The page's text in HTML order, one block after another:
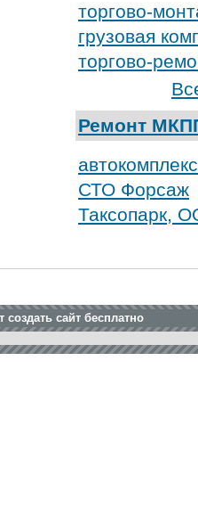
торгово-
грузовая
торгово-
Ремонт
СТО Форсаж
Таксопарк,
сайт бесплатно